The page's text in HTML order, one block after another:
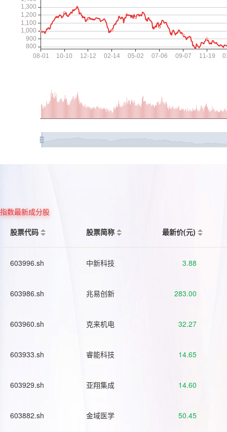
指数最新成分股
股票代码
股票简称 最新价(元)
603996.sh 中新科技 3.88
603986.sh 兆易创新 283.00
603960.sh 克来机电 32.27
603933.sh 睿能科技 14.65
603929.sh 亚翔集成 14.60
603882.sh 金域医学 50.45